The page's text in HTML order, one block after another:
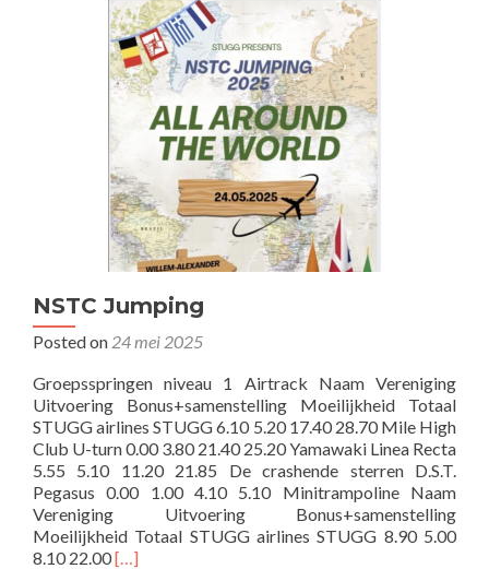
NSTC Jumping
Posted on 24 mei 2025
Groepsspringen niveau 1 Airtrack Naam Vereniging
Uitvoering Bonus+samenstelling Moeilijkheid Totaal
STUGG airlines STUGG 6.10 5.20 17.40 28.70 Mile High
Club U-turn 0.00 3.80 21.40 25.20 Yamawaki Linea Recta
5.55 5.10 11.20 21.85 De crashende sterren D.S.T.
Pegasus 0.00 1.00 4.10 5.10 Minitrampoline Naam
Vereniging Uitvoering Bonus+samenstelling
Moeilijkheid Totaal STUGG airlines STUGG 8.90 5.00
8.10 22.00Read
[…]